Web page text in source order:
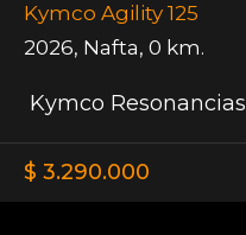
Kymco Agility 125
2026, Nafta, 0 km.
Kymco Resonancias
$ 3.290.000